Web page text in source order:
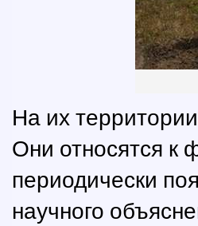
На их
Они относятся к
периодически
научного